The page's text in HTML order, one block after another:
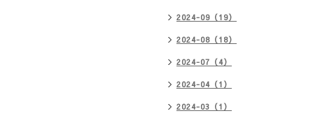
2024-09（19）
2024-08（18）
2024-07（4）
2024-04（1）
2024-03（1）